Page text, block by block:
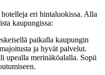
eri hintaluokissa. Alla
kaupungissa:
paikalla kaupungin
ja hyvät palvelut.
upealla merinäköalalla. Sopii